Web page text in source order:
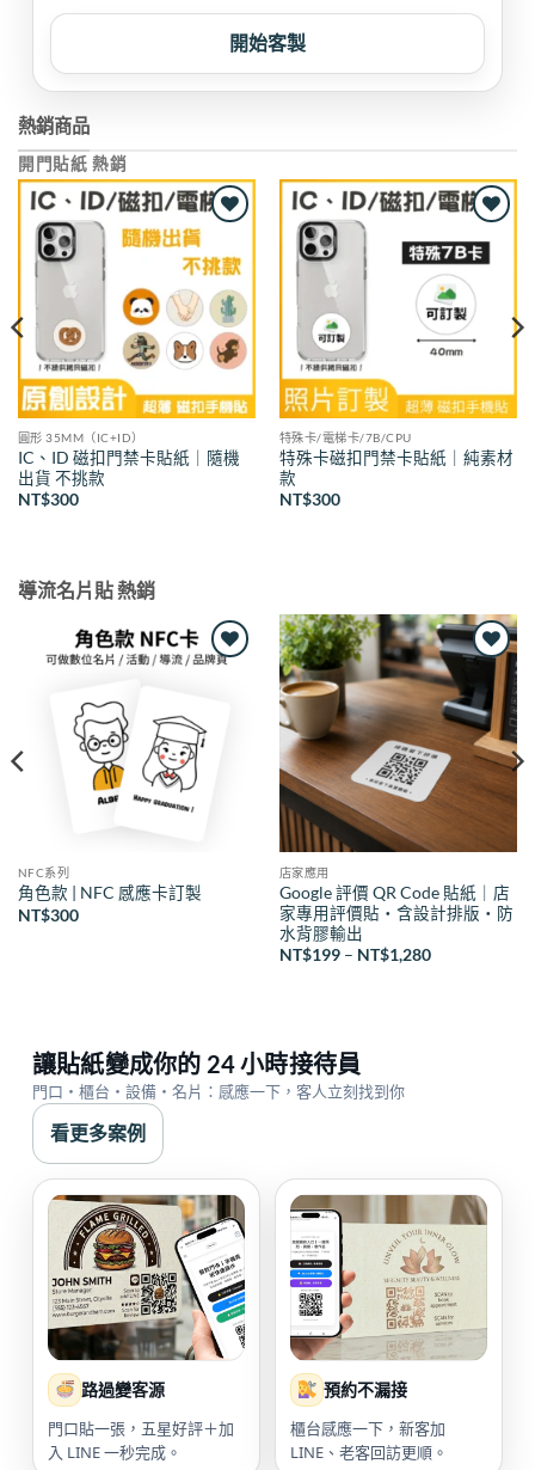
開始客製
熱銷商品
開門貼紙 熱銷
Add to
wishlist
圓形 35MM（IC+ID）
IC、ID 磁扣門禁卡貼紙｜隨機
出貨 不挑款
NT$300
Add to
wishlist
特殊卡/電梯卡/7B/CPU
特殊卡磁扣門禁卡貼紙｜純素材
款
NT$300
導流名片貼 熱銷
NFC系列
角色款 | NFC 感應卡訂製
NT$300
Add to
wishlist
店家應用
Google 評價 QR Code 貼紙｜店
家專用評價貼・含設計排版・防
水背膠輸出
NT$199 – NT$1,280價
讓貼紙變成你的 24 小時接待員
門口・櫃台・設備・名片：感應一下，客人立刻找到你
看更多案例
路過變客源
門口貼一張，五星好評＋加
入 LINE 一秒完成。
預約不漏接
櫃台感應一下，新客加
LINE、老客回訪更順。